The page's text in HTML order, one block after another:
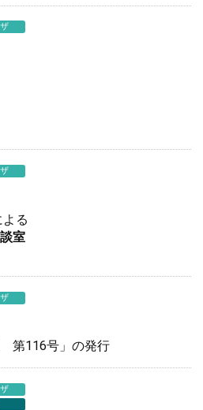
る
室
第116号」の発行